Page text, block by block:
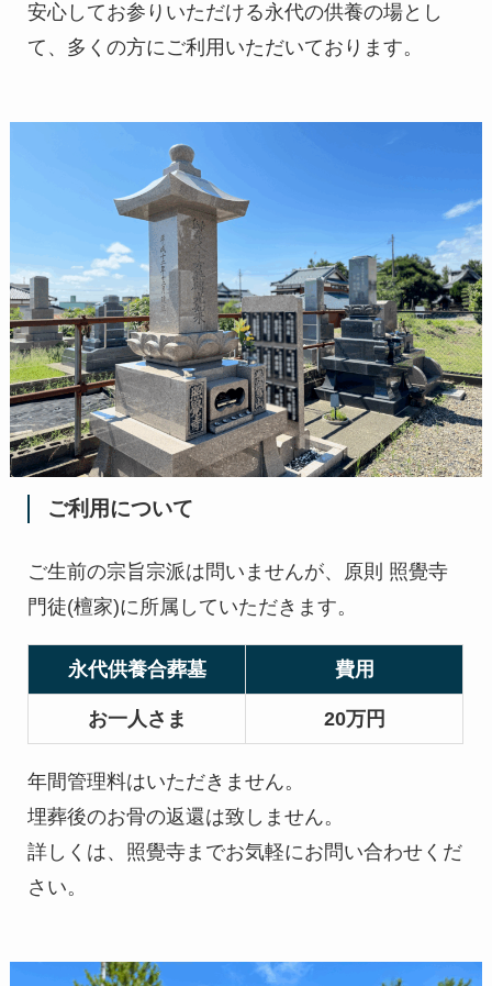
安心してお参りいただける永代の供養の場とし
て、多くの方にご利用いただいております。
ご利用について
ご生前の宗旨宗派は問いませんが、原則 照覺寺
門徒(檀家)に所属していただきます。
永代供養合葬墓 費用
お一人さま 20万円
年間管理料はいただきません。
埋葬後のお骨の返還は致しません。
詳しくは、照覺寺までお気軽にお問い合わせくだ
さい。